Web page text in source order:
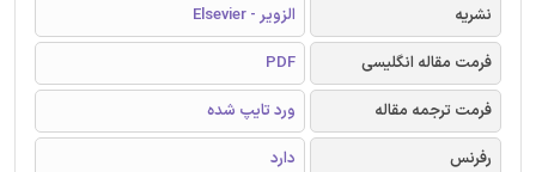
نشریه
الزویر - Elsevier
فرمت مقاله انگلیسی
PDF
فرمت ترجمه مقاله
ورد تایپ شده
رفرنس
دارد